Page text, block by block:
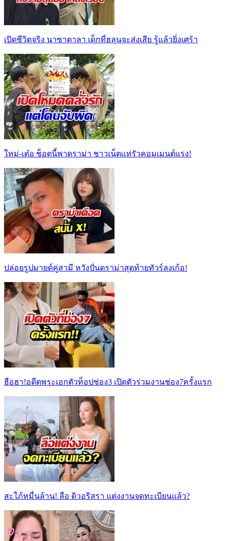
เปิดชีวิตจริง นาซาตาลา เด็กที่ฮลุนจะส่งเสีย รู้แล้วยิ่งเศร้า
ใหม่-เต๋อ ช็อตนี้พาดราม่า ชาวเน็ตเเห่รัวคอมเมนต์เเรง!
ปล่อยรูปมายด์คู่สามี หวังปั่นดราม่าสุดท้ายทัวร์ลงเก้อ!
ฮือฮา!อดีตพระเอกตัวท็อปช่อง3 เปิดตัวร่วมงานช่อง7ครั้งแรก
สะใภ้หมื่นล้าน! ลือ ดิวอริสรา แต่งงานจดทะเบียนแล้ว?